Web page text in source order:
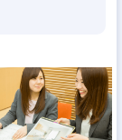
ルの満足を提
やりがい」